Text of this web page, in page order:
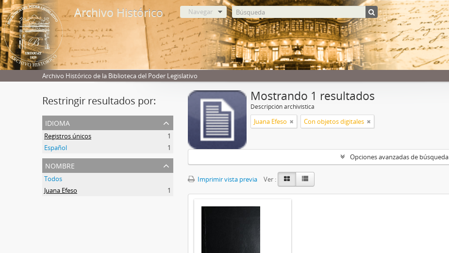
Archivo Histórico Navegar
Archivo Histórico de la Biblioteca del Poder Legislativo
Restringir resultados por:
idioma
Registros únicos
1
Español
1
nombre
Todos
Juana Efeso
1
Mostrando 1 resultados
Descripción archivística
Juana Efeso Con objetos digitales
Opciones avanzadas de búsqueda
Imprimir vista previa Ver :